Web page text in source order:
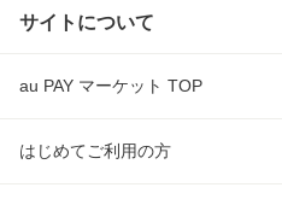
サイトについて
au PAY マーケット TOP
はじめてご利用の方